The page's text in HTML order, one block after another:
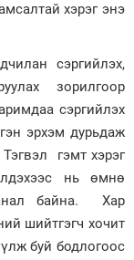
хэрэг энэ
сэргийлэх,
зорилгоор
сэргийлэх
эрхэм дурьдаж
гэмт хэрэг
нь өмнө
байна. Хар
шийтгэгч хочит
буй бодлогоос